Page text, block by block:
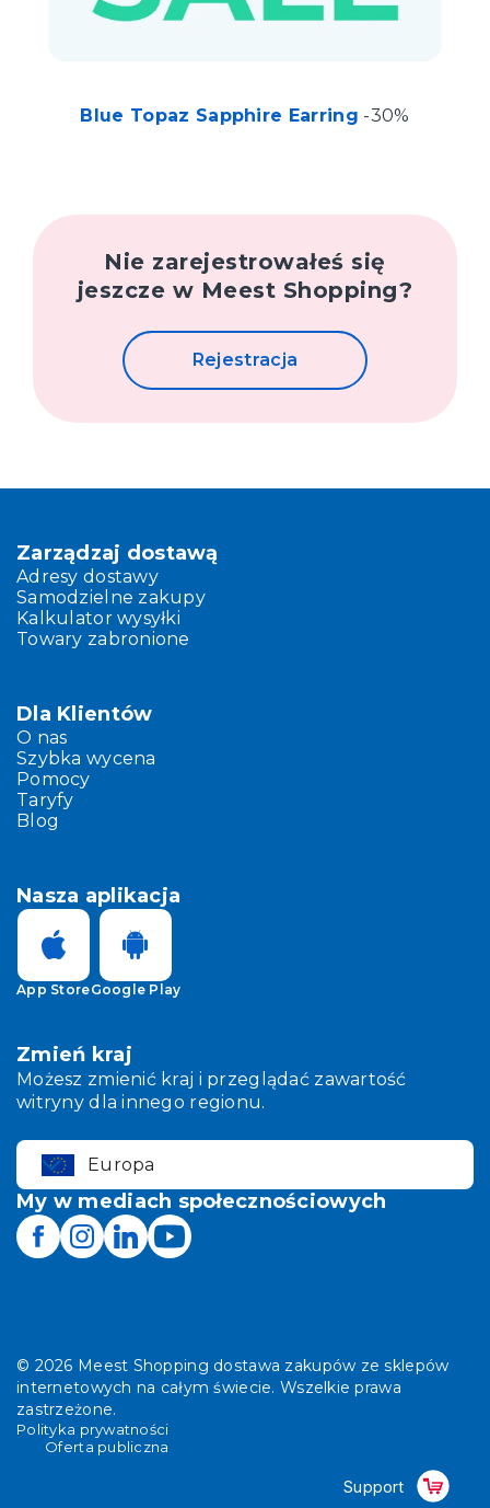
Blue Topaz Sapphire Earring -30%
Nie zarejestrowałeś się
jeszcze w Meest Shopping?
Rejestracja
Zarządzaj dostawą
Adresy dostawy
Samodzielne zakupy
Kalkulator wysyłki
Towary zabronione
Dla Klientów
O nas
Szybka wycena
Pomocy
Taryfy
Blog
Nasza aplikacja
App StoreGoogle Play
Zmień kraj
Możesz zmienić kraj i przeglądać zawartość
witryny dla innego regionu.
Europa
My w mediach społecznościowych
© 2026 Meest Shopping dostawa zakupów ze sklepów
internetowych na całym świecie. Wszelkie prawa
zastrzeżone.
Polityka prywatności
Oferta publiczna
Support